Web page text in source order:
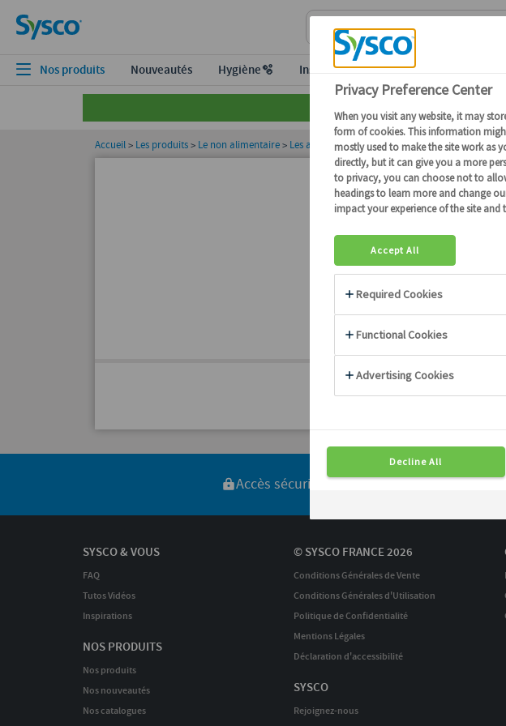
Nos produits Nouveautés Hygiène🫧 Inspiration
Connectez-vous
Accueil> Les produits> Le non alimentaire> Les autres consommables de restauration>Les
Nous sommes
Accès sécurisé Livraison en 24 H
SYSCO & VOUS
FAQ
Tutos Vidéos
Inspirations
NOS PRODUITS
Nos produits
Nos nouveautés
Nos catalogues
© SYSCO FRANCE 2026
Conditions Générales de Vente
Conditions Générales d'Utilisation
Politique de Confidentialité
Mentions Légales
Déclaration d'accessibilité
SYSCO
Rejoignez-nous